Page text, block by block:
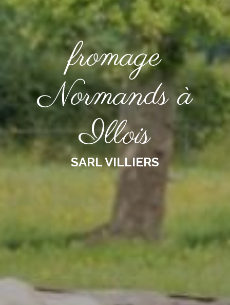
fromage
Normands à
Illois
SARL VILLIERS